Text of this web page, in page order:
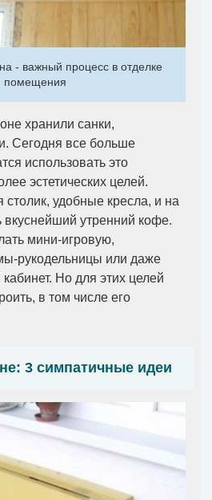
- важный процесс в отделке
помещения
хранили санки,
Сегодня все больше
использовать это
эстетических целей.
столик, удобные кресла, и на
вкуснейший утренний кофе.
мини-игровую,
рукодельницы или даже
Но для этих целей
в том числе его
3 симпатичные идеи